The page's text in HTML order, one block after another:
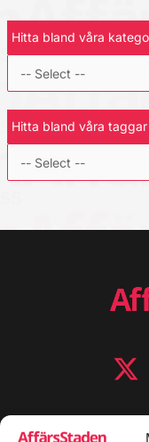
Hitta bland våra
Hitta bland våra taggar